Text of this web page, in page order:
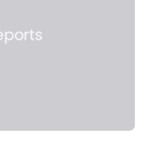
Erkrankungen